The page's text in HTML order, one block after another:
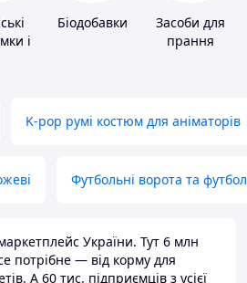
і
Біодобавки
Засоби для
прання
K-pop румі костюм для аніматорів
Футбольні ворота та
України. Тут 6 млн
потрібне — від корму для
А 60 тис. підприємців з усієї